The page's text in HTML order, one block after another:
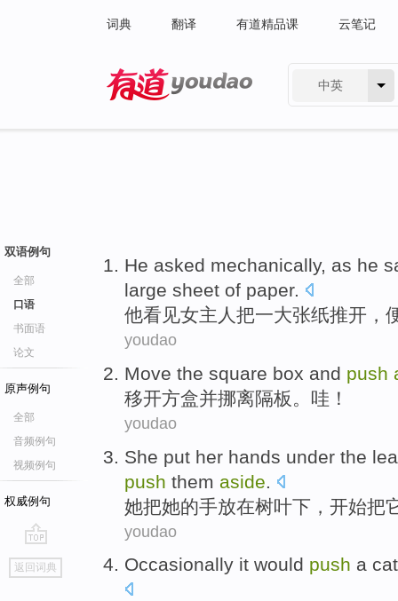
词典 翻译 有道精品课 云笔记
中英
双语例句
全部
口语
书面语
论文
原声例句
全部
音频例句
视频例句
权威例句
go
top
返回词典
He asked mechanically, as he
large sheet of paper.
他看见女主人 把一大张纸推开，
youdao
Move the square box and push
移开方盒并挪离隔板。哇！
youdao
She put her hands under the
push them aside
她把她的手放在树叶下， 开始把
youdao
Occasionally it would push a